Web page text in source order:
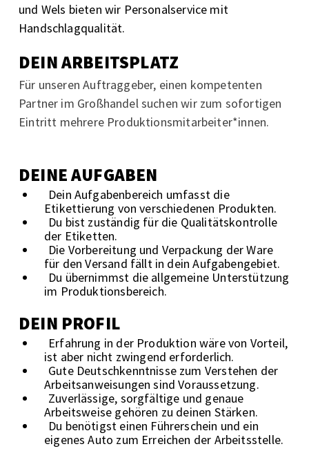
und Wels bieten wir Personalservice mit
Handschlagqualität.
DEIN ARBEITSPLATZ
Für unseren Auftraggeber, einen kompetenten
Partner im Großhandel suchen wir zum sofortigen
Eintritt mehrere Produktionsmitarbeiter*innen.
DEINE AUFGABEN
Dein Aufgabenbereich umfasst die
Etikettierung von verschiedenen Produkten.
Du bist zuständig für die Qualitätskontrolle
der Etiketten.
Die Vorbereitung und Verpackung der Ware
für den Versand fällt in dein Aufgabengebiet.
Du übernimmst die allgemeine Unterstützung
im Produktionsbereich.
DEIN PROFIL
Erfahrung in der Produktion wäre von Vorteil,
ist aber nicht zwingend erforderlich.
Gute Deutschkenntnisse zum Verstehen der
Arbeitsanweisungen sind Voraussetzung.
Zuverlässige, sorgfältige und genaue
Arbeitsweise gehören zu deinen Stärken.
Du benötigst einen Führerschein und ein
eigenes Auto zum Erreichen der Arbeitsstelle.